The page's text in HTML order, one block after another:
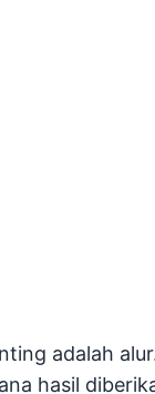
adalah
hasil